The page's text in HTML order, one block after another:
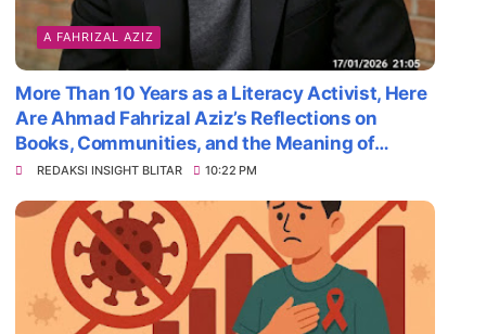
A FAHRIZAL AZIZ
More Than 10 Years as a Literacy Activist, Here
Are Ahmad Fahrizal Aziz’s Reflections on
Books, Communities, and the Meaning of
Survival
REDAKSI INSIGHT BLITAR 10:22 PM